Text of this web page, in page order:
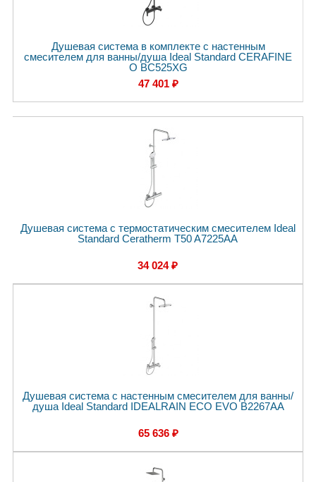
Душевая система в комплекте с настенным
смесителем для ванны/душа Ideal Standard CERAFINE
O BC525XG
47 401 ₽
Душевая система с термостатическим смесителем Ideal
Standard Ceratherm T50 A7225AA
34 024 ₽
Душевая система с настенным смесителем для ванны/
душа Ideal Standard IDEALRAIN ECO EVO B2267AA
65 636 ₽